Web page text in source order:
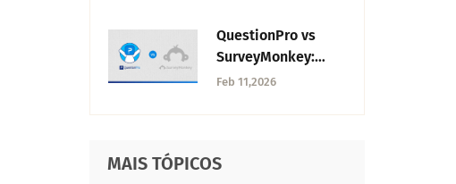
de feedback
QuestionPro vs
SurveyMonkey:
Comparação de
Feb 11,2026
MAIS TÓPICOS